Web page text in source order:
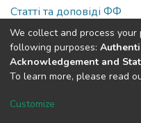
Статті та доповіді ФФ
Full item page
DSpace software
Cookie
We collect and process
following purposes:
Acknowledgement and
To learn more, please read
Customize